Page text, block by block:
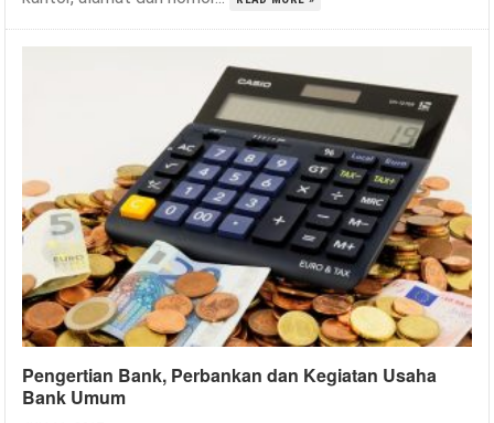
Pengertian Bank, Perbankan dan Kegiatan Usaha
Bank Umum